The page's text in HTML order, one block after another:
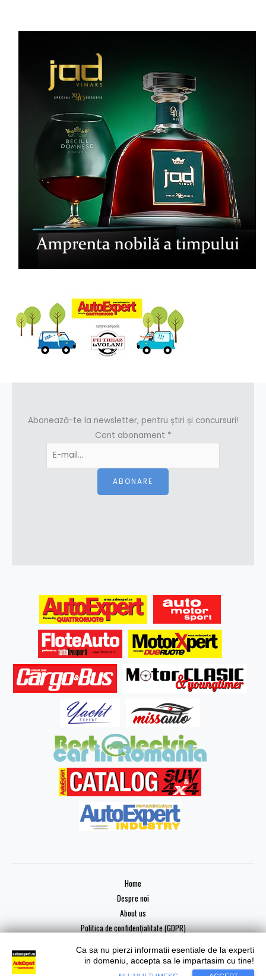
Abonează-te la newsletter, pentru știri și concursuri!
Cont abonament *
ABONARE
Home
Despre noi
About us
Politica de confidențialitate (GDPR)
Ca sa nu pierzi informatii esentiale de la experti
in domeniu, accepta sa le impartasim cu tine!